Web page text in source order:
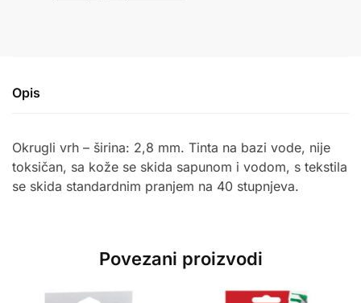
Opis
Okrugli vrh – širina: 2,8 mm. Tinta na bazi vode, nije
toksičan, sa kože se skida sapunom i vodom, s tekstila
se skida standardnim pranjem na 40 stupnjeva.
Povezani proizvodi